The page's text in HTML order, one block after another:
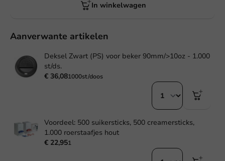
In winkelwagen
Aanverwante artikelen
Deksel Zwart (PS) voor beker 90mm/>10oz - 1.000
st/ds.
€ 36,081000st/doos
Voordeel: 500 suikersticks, 500 creamersticks,
1.000 roerstaafjes hout
€ 22,951